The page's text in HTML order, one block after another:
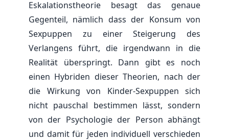
Eskalationstheorie besagt das genaue
Gegenteil, nämlich dass der Konsum von
Sexpuppen zu einer Steigerung des
Verlangens führt, die irgendwann in die
Realität überspringt. Dann gibt es noch
einen Hybriden dieser Theorien, nach der
die Wirkung von Kinder-Sexpuppen sich
nicht pauschal bestimmen lässt, sondern
von der Psychologie der Person abhängt
und damit für jeden individuell verschieden